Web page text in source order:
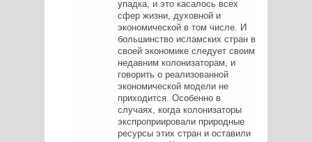
упадка, и это касалось всех
сфер жизни, духовной и
экономической в том числе. И
большинство исламских стран в
своей экономике следует своим
недавним колонизаторам, и
говорить о реализованной
экономической модели не
приходится. Особенно в
случаях, когда колонизаторы
экспроприировали природные
ресурсы этих стран и оставили